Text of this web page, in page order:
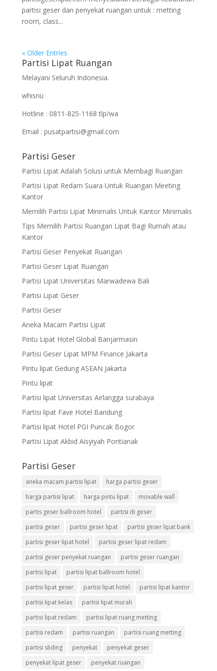
partisi geser dan penyekat ruangan untuk : metting
room, class...
« Older Entries
Partisi Lipat Ruangan
Melayani Seluruh Indonesia.
whisnu
Hotline : 0811-825-1168 tlp/wa
Email : pusatpartisi@gmail.com
Partisi Geser
Partisi Lipat Adalah Solusi untuk Membagi Ruangan
Partisi Lipat Redam Suara Untuk Ruangan Meeting
Kantor
Memilih Partisi Lipat Minimalis Untuk Kantor Minimalis
Tips Memilih Partisi Ruangan Lipat Bagi Rumah atau
Kantor
Partisi Geser Penyekat Ruangan
Partisi Geser Lipat Ruangan
Partisi Lipat Universitas Marwadewa Bali
Partisi Lipat Geser
Partisi Geser
Aneka Macam Partisi Lipat
Pintu Lipat Hotel Global Banjarmasin
Partisi Geser Lipat MPM Finance Jakarta
Pintu lipat Gedung ASEAN Jakarta
Pintu lipat
Partisi lipat Universitas Airlangga surabaya
Partisi lipat Fave Hotel Bandung
Partisi lipat Hotel PGI Puncak Bogor
Partisi Lipat Akbid Aisyiyah Pontianak
Partisi Geser
aneka macam partisi lipat
harga partisi geser
harga partisi lipat
harga pintu lipat
movable wall
partis geser ballroom hotel
partisi di geser
partisi geser
partisi geser lipat
partisi geser lipat bank
partisi geser lipat hotel
partisi geser lipat redam
partisi geser penyekat ruangan
partisi geser ruangan
partisi lipat
partisi lipat ballroom hotel
partisi lipat geser
partisi lipat hotel
partisi lipat kantor
partisi lipat kelas
partisi lipat murah
partisi lipat redam
partisi lipat ruang metting
partisi redam
partisi ruangan
partisi ruang metting
partisi sliding
penyekat
penyekat geser
penyekat lipat geser
penyekat ruangan